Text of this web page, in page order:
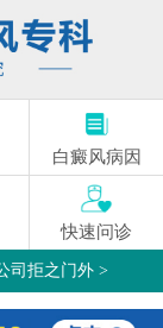
白癜风病因
快速问诊
司拒之门外 >